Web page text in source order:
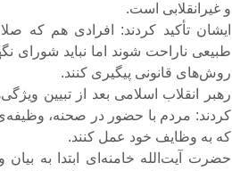
و غیرانقلابی است.
ایشان تأکید کردند: افرادی هم که
طبیعی ناراحت شوند اما نباید شورای
روش‌های قانونی پیگیری کنند.
رهبر انقلاب اسلامی بعد از تبیین
کردند: مردم با حضور در صحنه،
که به وظایف خود عمل کنند.
حضرت آیت‌الله خامنه‌ای ابتدا به